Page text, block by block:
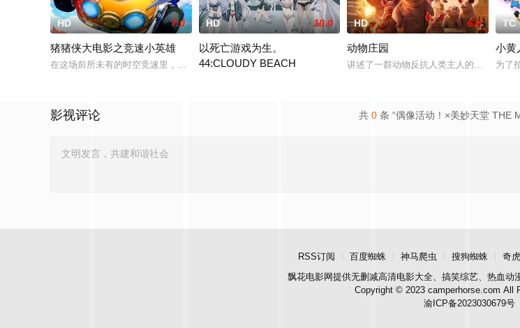
HD 7.0
猪猪侠大电影之竞速小英雄
在这场前所未有的时空竞速里，猪猪侠和星航这对“最佳损友”驾驶着星际列车穿越时空回到过去、他们能否可以扭转
HD 10.0
以死亡游戏为生。
44:CLOUDY BEACH
HD 6.0
动物庄园
讲述了一群动物反抗人类主人的统治、接
TC
小黄
为了
共 0 条 “偶像活动！×美妙天堂 THE
影视评论
RSS订阅 百度蜘蛛 神马爬虫 搜狗蜘蛛 奇
飘花电影网提供无删减高清电影大全、搞笑综艺、热血动
Copyright © 2023 camperhorse.com All
渝ICP备2023030679号